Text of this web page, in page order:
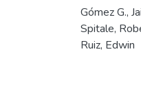
Gómez G.,
Spitale,
Ruiz, Edwin